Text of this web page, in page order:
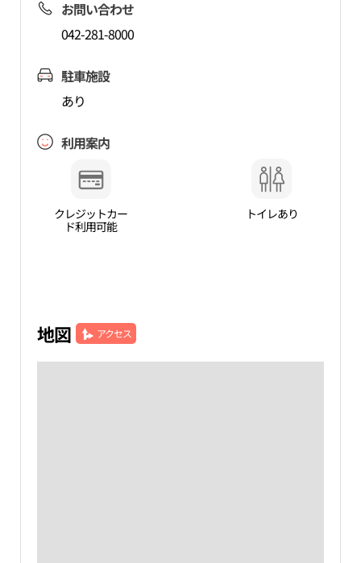
お問い合わせ
042-281-8000
駐車施設
あり
利用案内
クレジットカー
ド利用可能
トイレあり
地図 アクセス